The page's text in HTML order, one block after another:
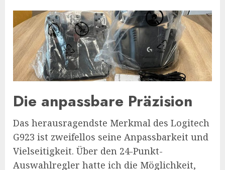
Die anpassbare Präzision
Das herausragendste Merkmal des Logitech
G923 ist zweifellos seine Anpassbarkeit und
Vielseitigkeit. Über den 24-Punkt-
Auswahlregler hatte ich die Möglichkeit,